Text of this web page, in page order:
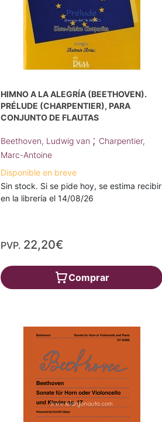
HIMNO A LA ALEGRÍA (BEETHOVEN).
PRÉLUDE (CHARPENTIER), PARA
CONJUNTO DE FLAUTAS
Beethoven, Ludwig van ; Charpentier,
Marc-Antoine
Disponible en breve
Sin stock. Si se pide hoy, se estima recibir
en la librería el 14/08/26
PVP. 22,20€
Comprar